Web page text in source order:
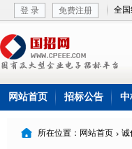
登 录 免费注册 全国
网站首页 招标公告 中
 所在位置：网站首页  诚